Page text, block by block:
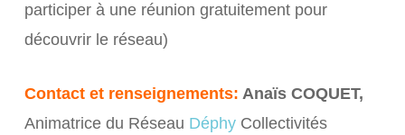
participer à une réunion gratuitement pour
découvrir le réseau)
Contact et renseignements: Anaïs COQUET,
Animatrice du Réseau DéphyCollectivités